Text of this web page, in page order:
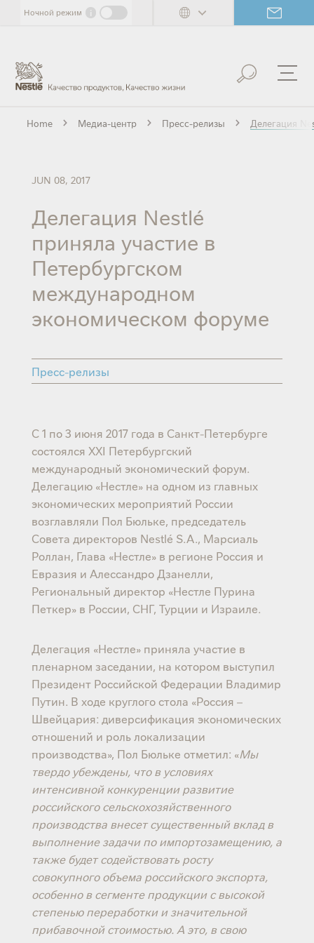
content
Ночной режим i
Home Медиа-центр Пресс-релизы Делегация
Делегация Nestlé
приняла участие в
Петербургском
международном
экономическом форуме
JUN 08, 2017
Пресс-релизы
С 1 по 3 июня 2017 года в Санкт-Петербурге
состоялся ХХI Петербургский
международный экономический форум.
Делегацию «Нестле» на одном из главных
экономических мероприятий России
возглавляли Пол Бюльке, председатель
Совета директоров Nestlé S.A., Марсиаль
Роллан, Глава «Нестле» в регионе Россия и
Евразия и Алессандро Дзанелли,
Региональный директор «Нестле Пурина
Петкер» в России, СНГ, Турции и Израиле.
Делегация «Нестле» приняла участие в
пленарном заседании, на котором выступил
Президент Российской Федерации Владимир
Путин. В ходе круглого стола «Россия –
Швейцария: диверсификация экономических
отношений и роль локализации
производства», Пол Бюльке отметил: «Мы
твердо убеждены, что в условиях
интенсивной конкуренции развитие
российского сельскохозяйственного
производства внесет существенный вклад в
выполнение задачи по импортозамещению, а
также будет содействовать росту
совокупного объема российского экспорта,
особенно в сегменте продукции с высокой
степенью переработки и значительной
прибавочной стоимостью. А это, в свою